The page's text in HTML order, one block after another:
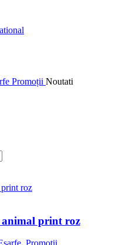
Promoții Noutati
animal print roz